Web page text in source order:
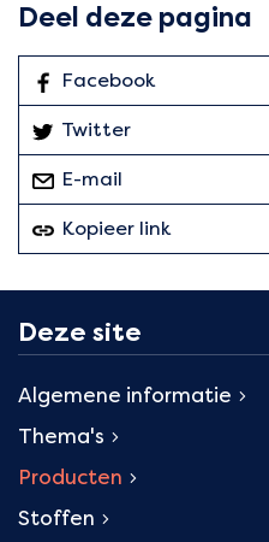
Deel deze pagina
Facebook
Twitter
E-mail
Kopieer link
Deze site
Algemene informatie
Thema's
Producten
Stoffen